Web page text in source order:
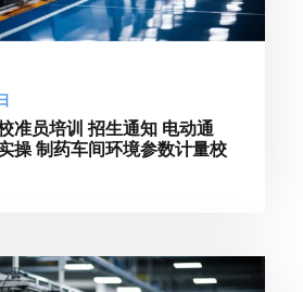
准员培训 招生通知 电动通
操 制药车间环境参数计量校